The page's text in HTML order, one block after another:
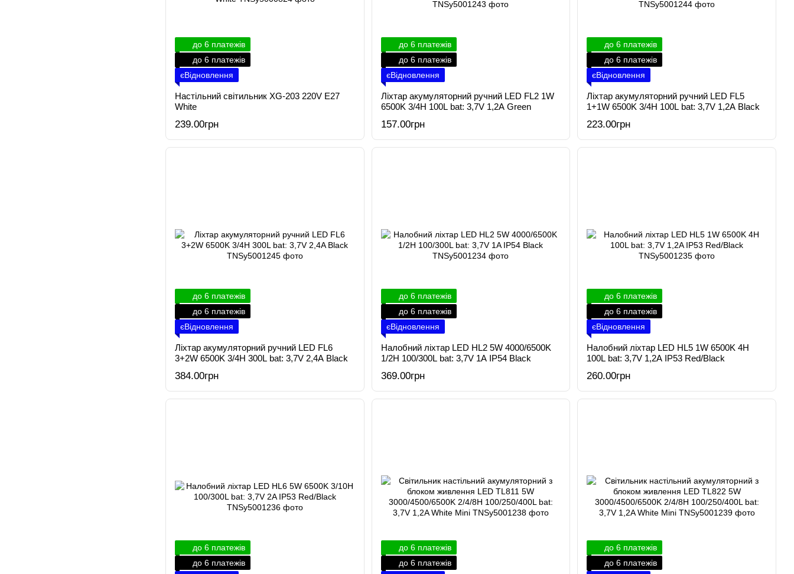
до 6 платежів
до 6 платежів
єВідновлення
Настільний світильник XG-203 220V E27
White
239.00грн
до 6 платежів
до 6 платежів
єВідновлення
Ліхтар акумуляторний ручний LED FL2 1W
6500K 3/4H 100L bat: 3,7V 1,2A Green
157.00грн
до 6 платежів
до 6 платежів
єВідновлення
Ліхтар акумуляторний ручний LED FL5
1+1W 6500K 3/4H 100L bat: 3,7V 1,2A Black
223.00грн
до 6 платежів
до 6 платежів
єВідновлення
Ліхтар акумуляторний ручний LED FL6
3+2W 6500K 3/4H 300L bat: 3,7V 2,4A Black
384.00грн
до 6 платежів
до 6 платежів
єВідновлення
Налобний ліхтар LED HL2 5W 4000/6500K
1/2H 100/300L bat: 3,7V 1A IP54 Black
369.00грн
до 6 платежів
до 6 платежів
єВідновлення
Налобний ліхтар LED HL5 1W 6500K 4H
100L bat: 3,7V 1,2A IP53 Red/Black
260.00грн
до 6 платежів
до 6 платежів
до 6 платежів
до 6 платежів
до 6 платежів
до 6 платежів